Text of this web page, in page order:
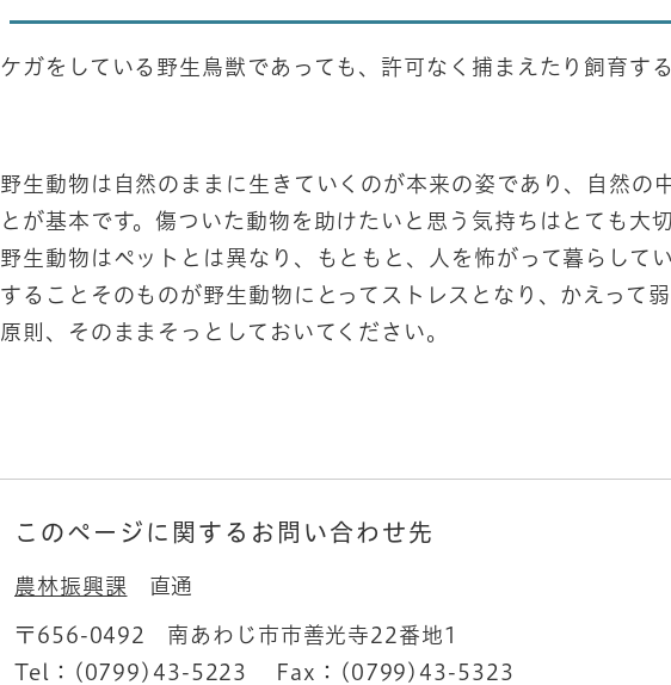
ケガをしている野生鳥獣であっても、許可なく捕まえたり飼育す
野生動物は自然のままに生きていくのが本来の姿であり、自然の
とが基本です。傷ついた動物を助けたいと思う気持ちはとても大
野生動物はペットとは異なり、もともと、人を怖がって暮らして
することそのものが野生動物にとってストレスとなり、かえって
原則、そのままそっとしておいてください。
このページに関するお問い合わせ先
農林振興課 直通
〒656-0492
南あわじ市市善光寺22番地1
Tel：(0799)43-5223
Fax：(0799)43-5323